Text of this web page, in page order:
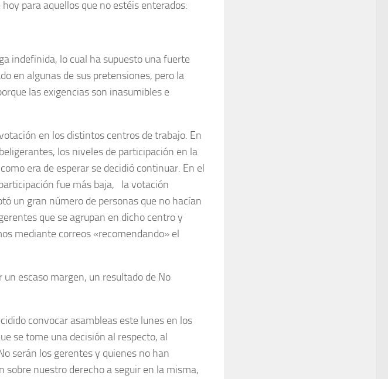
para aquellos que no estéis enterados:
indefinida, lo cual ha supuesto una fuerte
en algunas de sus pretensiones, pero la
las exigencias son inasumibles e
en los distintos centros de trabajo. En
los niveles de participación en la
era de esperar se decidió continuar. En el
fue más baja, la votación
un gran número de personas que no hacían
que se agrupan en dicho centro y
mediante correos «recomendando» el
escaso margen, un resultado de No
convocar asambleas este lunes en los
se tome una decisión al respecto, al
serán los gerentes y quienes no han
sobre nuestro derecho a seguir en la misma,